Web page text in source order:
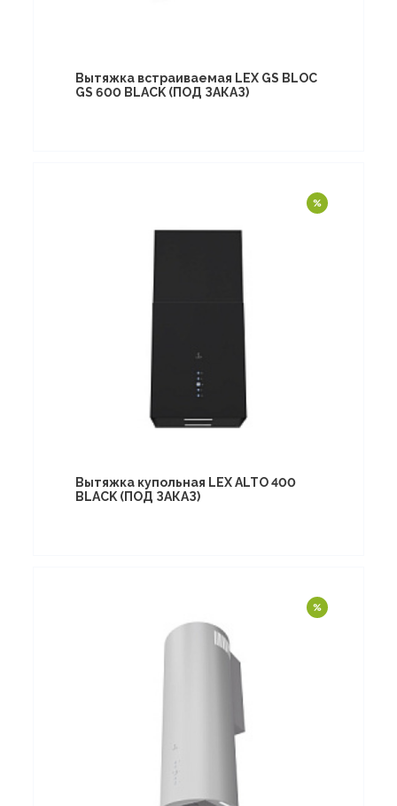
Вытяжка встраиваемая LEX GS BLOC
GS 600 BLACK (ПОД ЗАКАЗ)
Вытяжка купольная LEX ALTO 400
BLACK (ПОД ЗАКАЗ)